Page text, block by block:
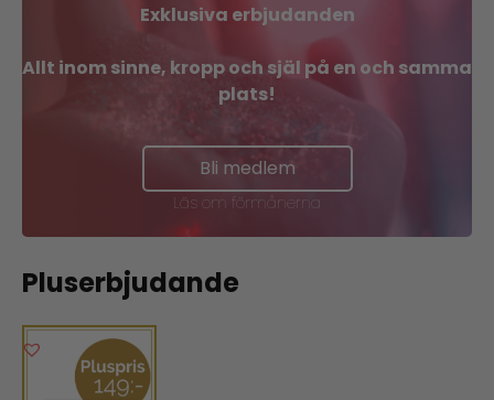
Exklusiva erbjudanden
Allt inom sinne, kropp och själ på en och samma
plats!
Bli medlem
Läs om förmånerna
Pluserbjudande